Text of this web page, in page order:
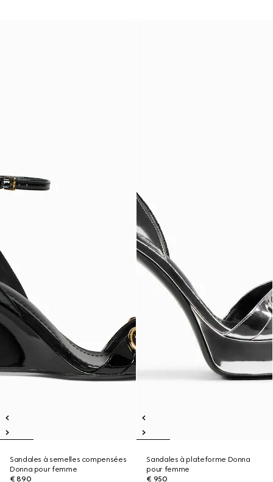
Sandales à semelles compensées
Donna pour femme
€ 890
Sandales à plateforme Donna
pour femme
€ 950